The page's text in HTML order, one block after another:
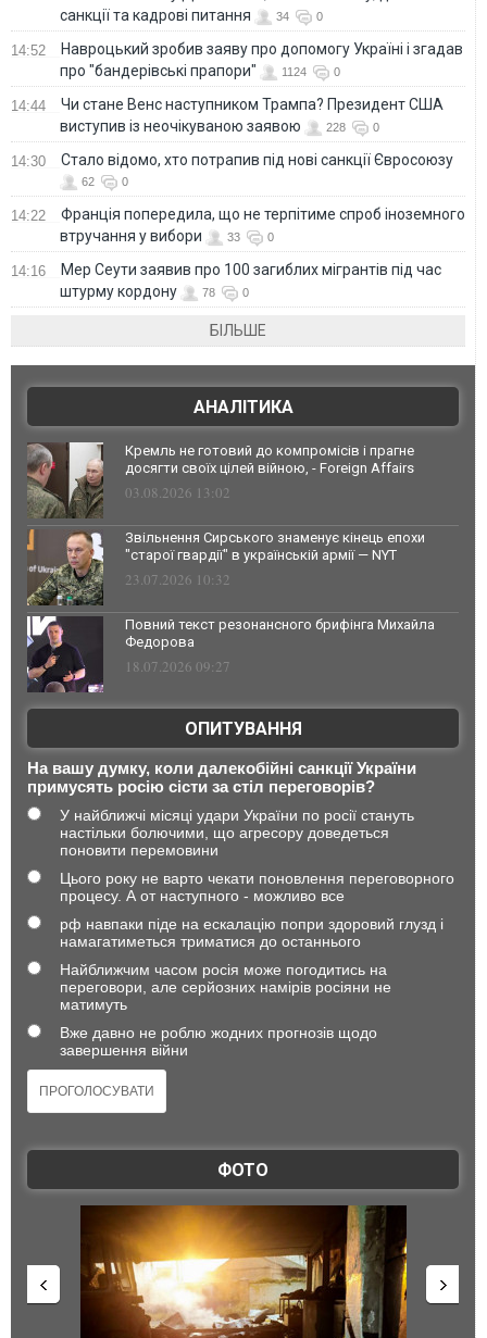
санкції та кадрові питання
34 0
14:52
Навроцький зробив заяву про допомогу Україні і згадав
про "бандерівські прапори"
1124 0
14:44
Чи стане Венс наступником Трампа? Президент США
виступив із неочікуваною заявою
228 0
14:30 Стало відомо, хто потрапив під нові санкції Євросоюзу
62 0
14:22
Франція попередила, що не терпітиме спроб іноземного
втручання у вибори
33 0
14:16
Мер Сеути заявив про 100 загиблих мігрантів під час
штурму кордону
78 0
БІЛЬШЕ
АНАЛІТИКА
Кремль не готовий до компромісів і прагне
досягти своїх цілей війною, - Foreign Affairs
03.08.2026 13:02
Звільнення Сирського знаменує кінець епохи
"старої гвардії" в українській армії — NYT
23.07.2026 10:32
Повний текст резонансного брифінга Михайла
Федорова
18.07.2026 09:27
ОПИТУВАННЯ
На вашу думку, коли далекобійні санкції України
примусять росію сісти за стіл переговорів?
У найближчі місяці удари України по росії стануть
настільки болючими, що агресору доведеться
поновити перемовини
Цього року не варто чекати поновлення переговорного
процесу. А от наступного - можливо все
рф навпаки піде на ескалацію попри здоровий глузд і
намагатиметься триматися до останнього
Найближчим часом росія може погодитись на
переговори, але серйозних намірів росіяни не
матимуть
Вже давно не роблю жодних прогнозів щодо
завершення війни
ФОТО